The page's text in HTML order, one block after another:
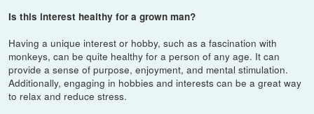
Is this interest healthy for a grown man?
Having a unique interest or hobby, such as a fascination with
monkeys, can be quite healthy for a person of any age. It can
provide a sense of purpose, enjoyment, and mental stimulation.
Additionally, engaging in hobbies and interests can be a great way
to relax and reduce stress.